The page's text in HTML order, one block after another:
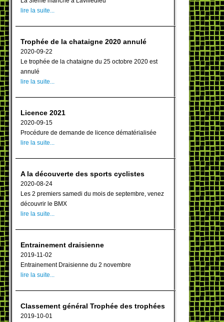
lire la suite...
Trophée de la chataigne 2020 annulé
2020-09-22
Le trophée de la chataigne du 25 octobre 2020 est
annulé
lire la suite...
Licence 2021
2020-09-15
Procédure de demande de licence dématérialisée
lire la suite...
A la découverte des sports cyclistes
2020-08-24
Les 2 premiers samedi du mois de septembre, venez
découvrir le BMX
lire la suite...
Entrainement draisienne
2019-11-02
Entrainement Draisienne du 2 novembre
lire la suite...
Classement général Trophée des trophées
2019-10-01